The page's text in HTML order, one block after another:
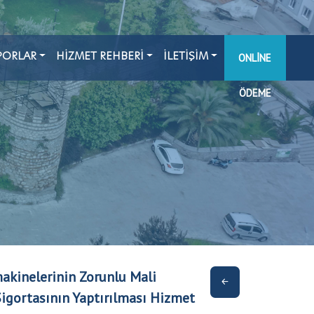
HİZMET REHBERİ İLETİŞİM ONLINE
ÖDEME
Zorunlu Mali
Yaptırılması Hizmet